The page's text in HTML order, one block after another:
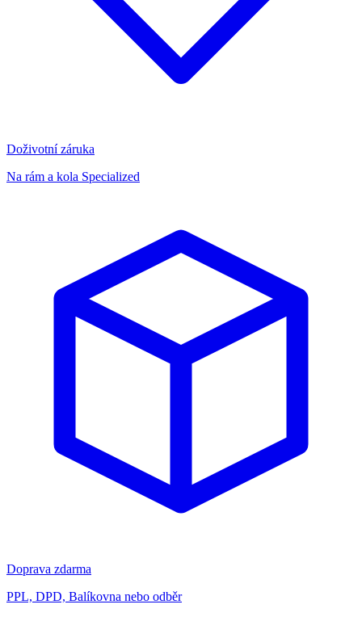
Doživotní záruka
Na rám a kola Specialized
Doprava zdarma
PPL, DPD, Balíkovna nebo odběr